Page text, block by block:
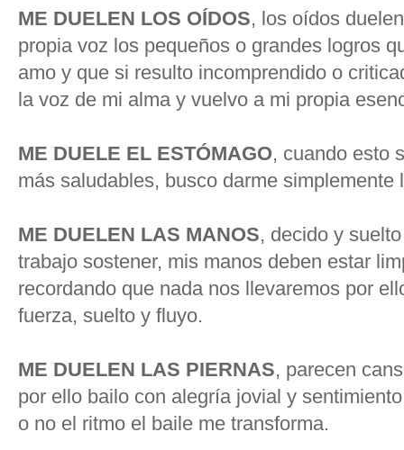
ME DUELEN LOS OÍDOS, los oídos
propia voz los pequeños o grandes logros
amo y que si resulto incomprendido o
la voz de mi alma y vuelvo a mi propia
ME DUELE EL ESTÓMAGO, cuando esto
más saludables, busco darme simplemente
ME DUELEN LAS MANOS, decido y
trabajo sostener, mis manos deben estar
recordando que nada nos llevaremos por
fuerza, suelto y fluyo.
ME DUELEN LAS PIERNAS, parecen
por ello bailo con alegría jovial y
o no el ritmo el baile me transforma.